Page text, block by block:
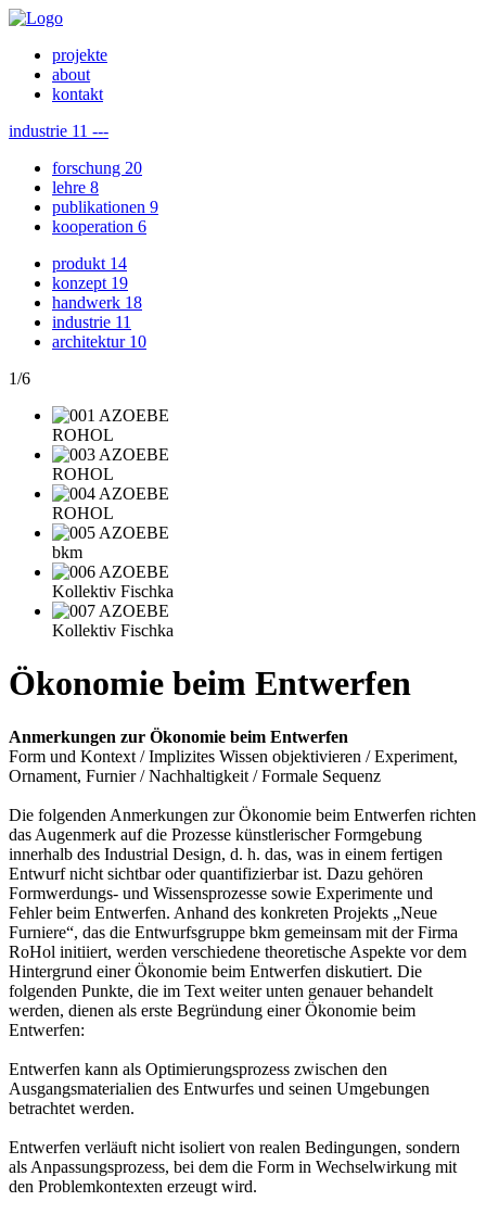
projekte
about
kontakt
industrie 11 ---
forschung 20
lehre 8
publikationen 9
kooperation 6
produkt 14
konzept 19
handwerk 18
industrie 11
architektur 10
1/6
ROHOL
ROHOL
ROHOL
bkm
Kollektiv Fischka
Kollektiv Fischka
Ökonomie beim Entwerfen
Anmerkungen zur Ökonomie beim Entwerfen
Form und Kontext / Implizites Wissen objektivieren / Experiment,
Ornament, Furnier / Nachhaltigkeit / Formale Sequenz
Die folgenden Anmerkungen zur Ökonomie beim Entwerfen richten
das Augenmerk auf die Prozesse künstlerischer Formgebung
innerhalb des Industrial Design, d. h. das, was in einem fertigen
Entwurf nicht sichtbar oder quantifizierbar ist. Dazu gehören
Formwerdungs- und Wissensprozesse sowie Experimente und
Fehler beim Entwerfen. Anhand des konkreten Projekts „Neue
Furniere“, das die Entwurfsgruppe bkm gemeinsam mit der Firma
RoHol initiiert, werden verschiedene theoretische Aspekte vor dem
Hintergrund einer Ökonomie beim Entwerfen diskutiert. Die
folgenden Punkte, die im Text weiter unten genauer behandelt
werden, dienen als erste Begründung einer Ökonomie beim
Entwerfen:
Entwerfen kann als Optimierungsprozess zwischen den
Ausgangsmaterialien des Entwurfes und seinen Umgebungen
betrachtet werden.
Entwerfen verläuft nicht isoliert von realen Bedingungen, sondern
als Anpassungsprozess, bei dem die Form in Wechselwirkung mit
den Problemkontexten erzeugt wird.